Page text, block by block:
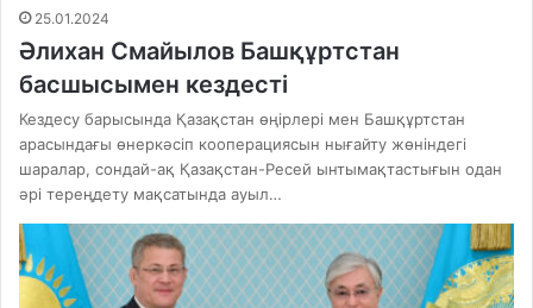
25.01.2024
Әлихан Смайылов Башқұртстан
басшысымен кездесті
Кездесу барысында Қазақстан өңірлері мен Башқұртстан
арасындағы өнеркәсіп кооперациясын нығайту жөніндегі
шаралар, сондай-ақ Қазақстан-Ресей ынтымақтастығын одан
әрі тереңдету мақсатында ауыл…